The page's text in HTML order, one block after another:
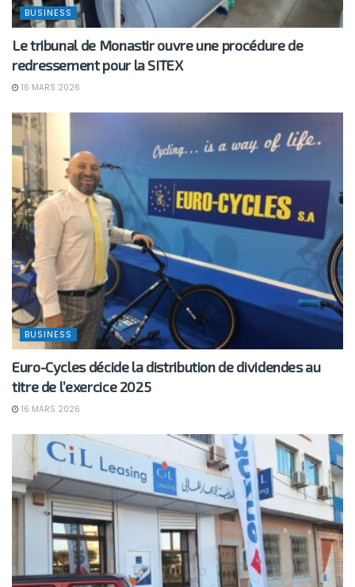
BUSINESS
Le tribunal de Monastir ouvre une procédure de
redressement pour la SITEX
16 MARS 2026
BUSINESS
Euro-Cycles décide la distribution de dividendes au
titre de l’exercice 2025
16 MARS 2026